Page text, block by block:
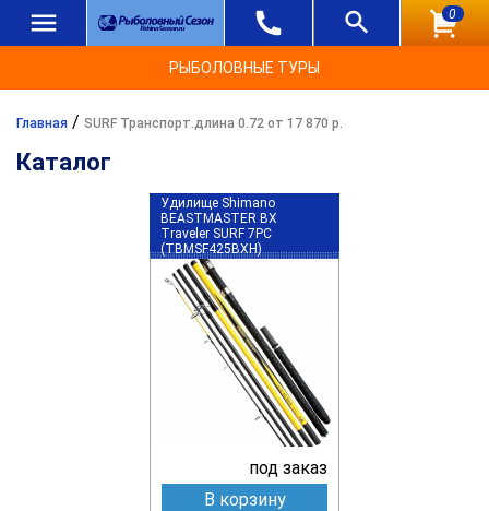
0
РЫБОЛОВНЫЕ ТУРЫ
Главная / SURF Транспорт.длина 0.72 от 17 870 р.
Каталог
Удилище Shimano
BEASTMASTER BX
Traveler SURF 7PC
(TBMSF425BXH)
под заказ
В корзину